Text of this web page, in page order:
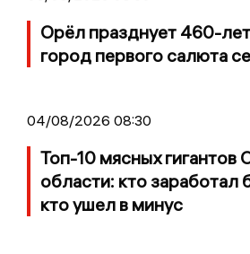
Орёл празднует 460-
город первого салюта
04/08/2026 08:30
Топ-10 мясных гигантов
области: кто заработал
кто ушел в минус